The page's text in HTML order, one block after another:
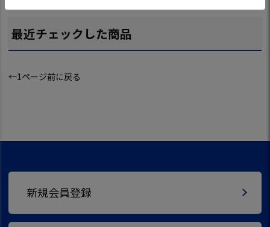
最近チェックした商品
←1ページ前に戻る
新規会員登録